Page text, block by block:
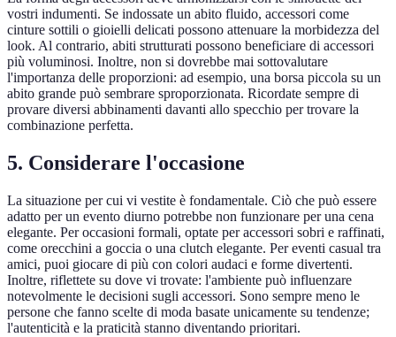
vostri indumenti. Se indossate un abito fluido, accessori come
cinture sottili o gioielli delicati possono attenuare la morbidezza del
look. Al contrario, abiti strutturati possono beneficiare di accessori
più voluminosi. Inoltre, non si dovrebbe mai sottovalutare
l'importanza delle proporzioni: ad esempio, una borsa piccola su un
abito grande può sembrare sproporzionata. Ricordate sempre di
provare diversi abbinamenti davanti allo specchio per trovare la
combinazione perfetta.
5. Considerare l'occasione
La situazione per cui vi vestite è fondamentale. Ciò che può essere
adatto per un evento diurno potrebbe non funzionare per una cena
elegante. Per occasioni formali, optate per accessori sobri e raffinati,
come orecchini a goccia o una clutch elegante. Per eventi casual tra
amici, puoi giocare di più con colori audaci e forme divertenti.
Inoltre, riflettete su dove vi trovate: l'ambiente può influenzare
notevolmente le decisioni sugli accessori. Sono sempre meno le
persone che fanno scelte di moda basate unicamente su tendenze;
l'autenticità e la praticità stanno diventando prioritari.